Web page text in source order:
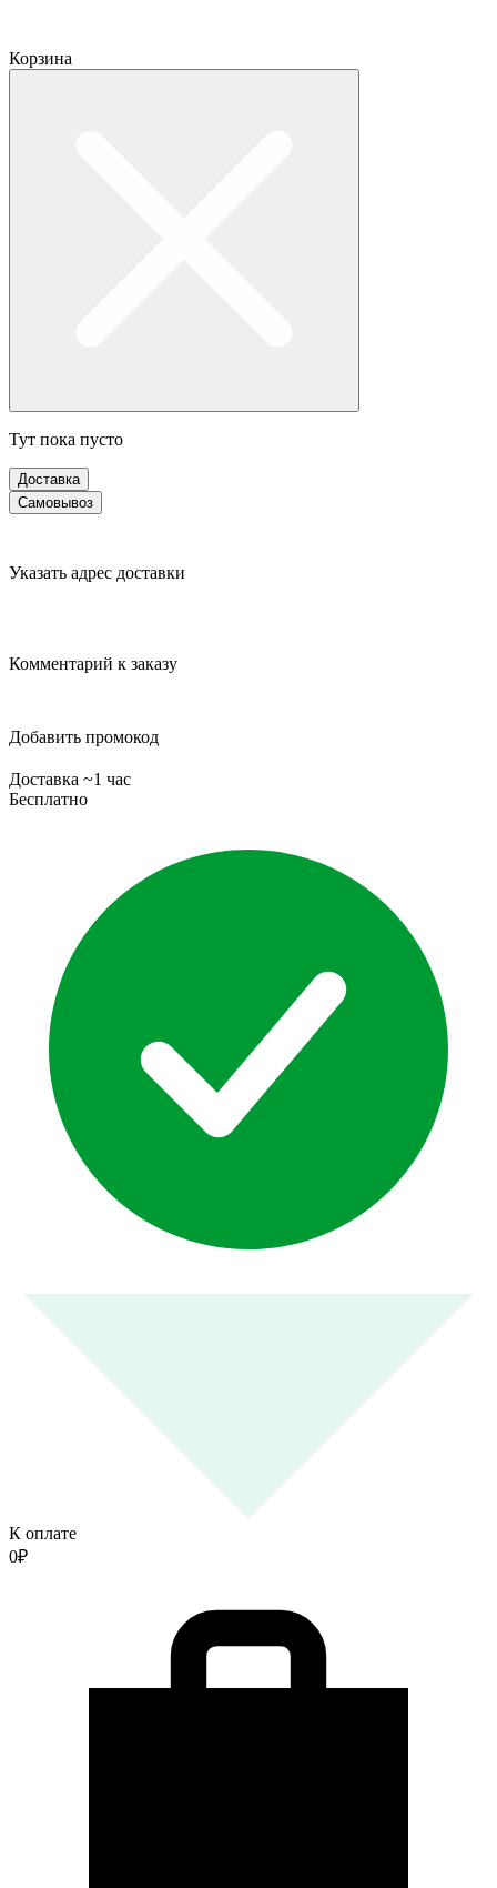
Корзина
Тут пока пусто
Доставка
Самовывоз
Указать адрес доставки
Комментарий к заказу
Добавить промокод
Доставка ~1 час
Бесплатно
К оплате
0₽